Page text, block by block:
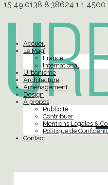
15 49.0138 8.38624 1 1 4500
Accueil
Le Mag’
France
International
Urbanisme
Architecture
Aménagement
Design
À propos
Publicité
Contribuer
Mentions Légales &
Politique de
Contact